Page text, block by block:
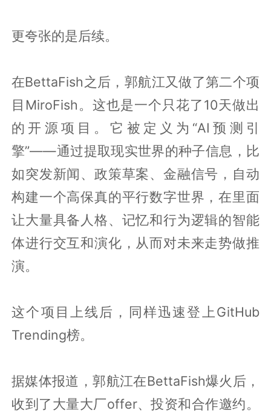
更夸张的是后续。
在BettaFish之后，郭航江又做了第二个项
目MiroFish。这也是一个只花了10天做出
的开源项目。它被定义为“AI预测引
擎”——通过提取现实世界的种子信息，比
如突发新闻、政策草案、金融信号，自动
构建一个高保真的平行数字世界，在里面
让大量具备人格、记忆和行为逻辑的智能
体进行交互和演化，从而对未来走势做推
演。
这个项目上线后，同样迅速登上GitHub
Trending榜。
据媒体报道，郭航江在BettaFish爆火后，
收到了大量大厂offer、投资和合作邀约。